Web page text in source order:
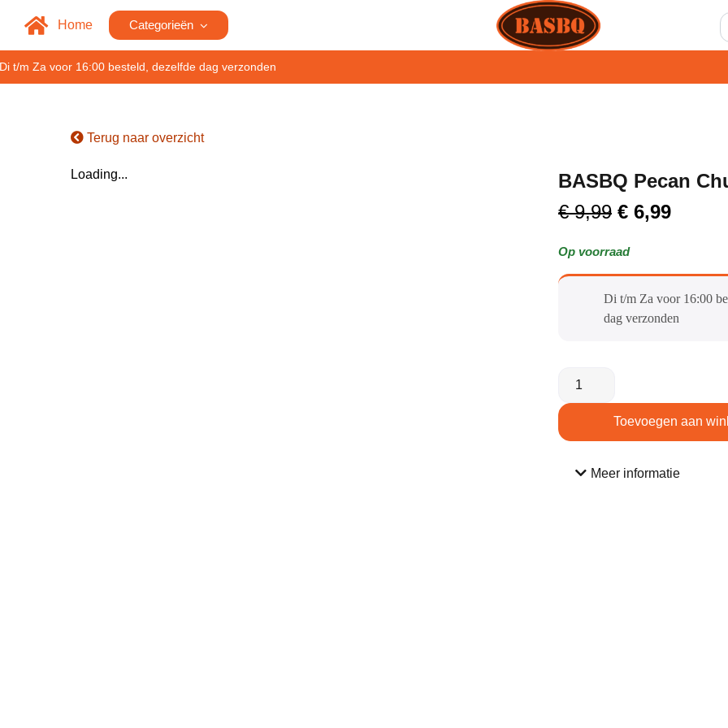
Home Categorieën
t/m Za voor 16:00 besteld, dezelfde dag verzonden
Terug naar overzicht
Loading...
BASBQ Pecan
€9,99 € 6,99
Op voorraad
Di t/m Za voor 16:00
dag verzonden​
Toevoegen aan
Meer informatie